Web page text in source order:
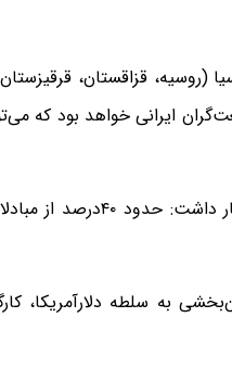
(روسیه، قزاقستان،
ایرانی خواهد بود که
وی در خصوص مبادلات بانکی
به سلطه دلارآمریکا،